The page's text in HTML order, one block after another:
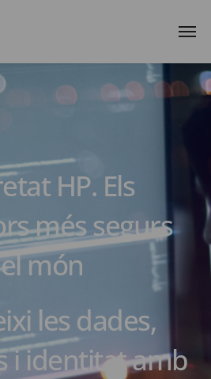
HP. Els
més segurs
món
les dades,
i identitat amb